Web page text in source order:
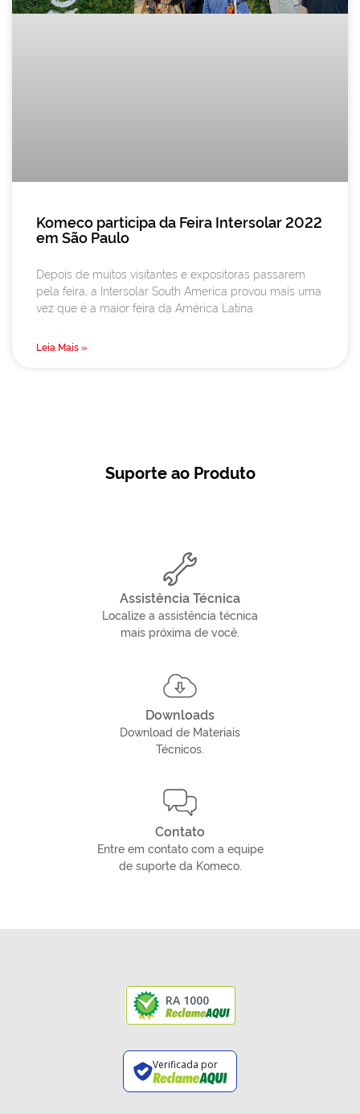
Komeco participa da Feira Intersolar 2022
em São Paulo
Depois de muitos visitantes e expositoras passarem
pela feira, a Intersolar South America provou mais uma
vez que é a maior feira da América Latina
Leia Mais »
Suporte ao Produto
Assistência Técnica
Localize a assistência técnica
mais próxima de você.
Downloads
Download de Materiais
Técnicos.
Contato
Entre em contato com a equipe
de suporte da Komeco.
RA 1000
Verificada por